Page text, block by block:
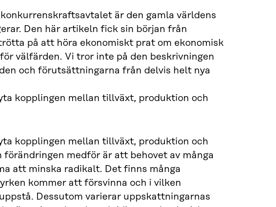
är den gamla världens
Den här artikeln fick sin början från
på att höra ekonomiskt prat om ekonomisk
välfärden. Vi tror inte på den beskrivningen
och förutsättningarna från delvis helt nya
kopplingen mellan tillväxt, produktion och
kopplingen mellan tillväxt, produktion och
medför är att behovet av många
att minska radikalt. Det finns många
kommer att försvinna och i vilken
Dessutom varierar uppskattningarnas